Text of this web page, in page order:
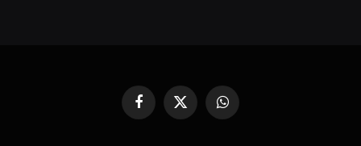
Facebook
X
(Twitter)
WhatsApp